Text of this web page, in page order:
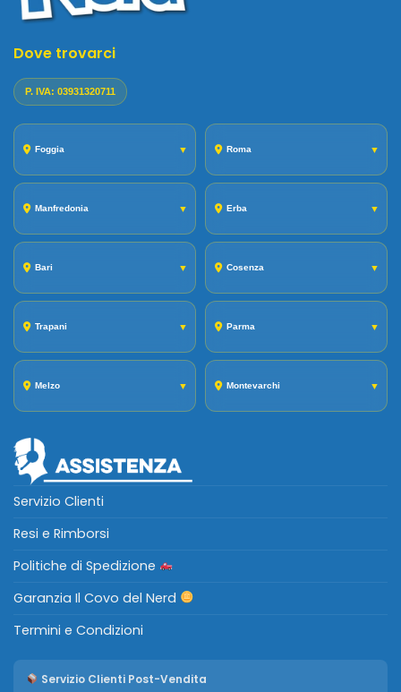
Dove trovarci
P. IVA: 03931320711
Foggia ▼ Roma ▼
Manfredonia ▼ Erba ▼
Bari ▼ Cosenza ▼
Trapani ▼ Parma ▼
Melzo ▼ Montevarchi ▼
Servizio Clienti
Resi e Rimborsi
Politiche di Spedizione
Garanzia Il Covo del Nerd
Termini e Condizioni
Servizio Clienti Post-Vendita